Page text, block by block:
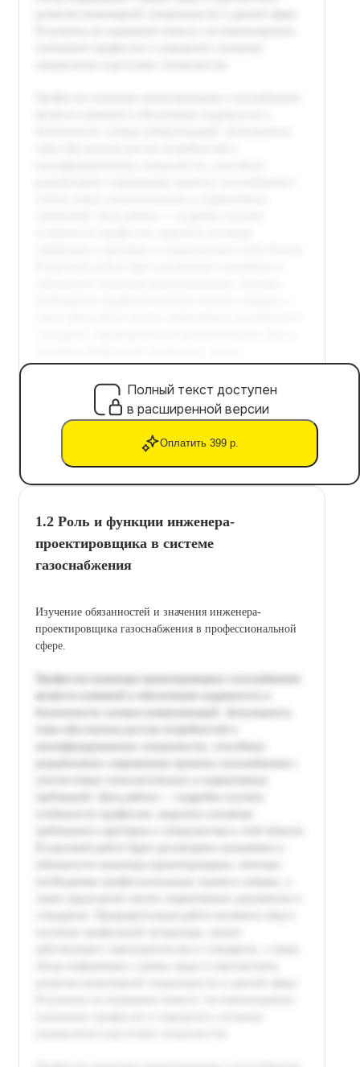
Полный текст доступен
в расширенной версии
Оплатить 399 р.
1.2 Роль и функции инженера-
проектировщика в системе
газоснабжения
Изучение обязанностей и значения инженера-
проектировщика газоснабжения в профессиональной
сфере.